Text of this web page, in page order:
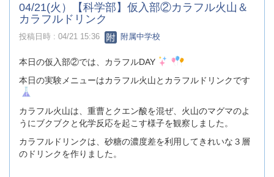
04/21(火）【科学部】仮入部②カラフル火山＆
カラフルドリンク
投稿日時 : 04/21 15:36 附属中学校
本日の仮入部②では、カラフルDAY
本日の実験メニューはカラフル火山とカラフルドリンクです
カラフル火山は、重曹とクエン酸を混ぜ、火山のマグマのよ
うにブクブクと化学反応を起こす様子を観察しました。
カラフルドリンクは、砂糖の濃度差を利用してきれいな３層
のドリンクを作りました。